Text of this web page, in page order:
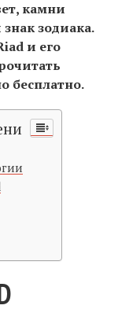
камни
зодиака.
и его
бесплатно.